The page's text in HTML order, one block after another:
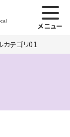
メニュー
カテゴリ01